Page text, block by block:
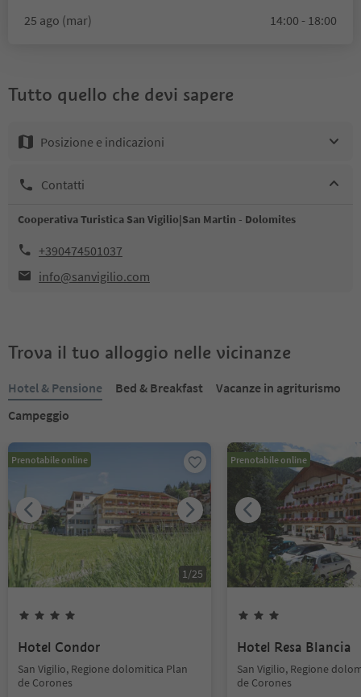
25 ago (mar)
14:00 - 18:00
Tutto quello che devi sapere
Posizione e indicazioni
Contatti
Cooperativa Turistica San Vigilio|San Martin - Dolomites
+390474501037
info@sanvigilio.com
Trova il tuo alloggio nelle vicinanze
Hotel & Pensione Bed & Breakfast
Vacanze in agriturismo
Campeggio
Prenotabile online
1/25
Hotel Condor
San Vigilio, Regione dolomitica Plan
de Corones
Prenotabile online
Hotel Resa Blancia
San Vigilio, Regione
de Corones